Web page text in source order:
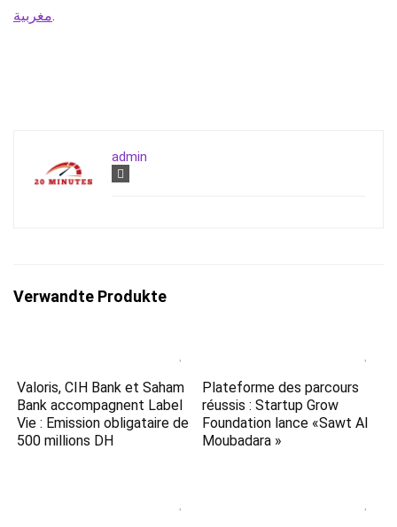
مغربية.
admin
Verwandte Produkte
Valoris, CIH Bank et Saham
Bank accompagnent Label
Vie : Emission obligataire de
500 millions DH
Plateforme des parcours
réussis : Startup Grow
Foundation lance «Sawt Al
Moubadara »